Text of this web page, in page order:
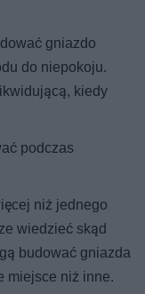
gniazdo
do niepokoju.
kiedy
podczas
niż jednego
wiedzieć skąd
budować gniazda
miejsce niż inne.